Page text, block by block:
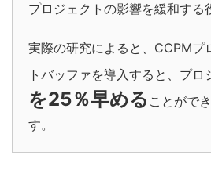
プロジェクトの影響を緩和する
実際の研究によると、CCPMプ
トバッファを導入すると、プロ
を25％早める ことがで
す。